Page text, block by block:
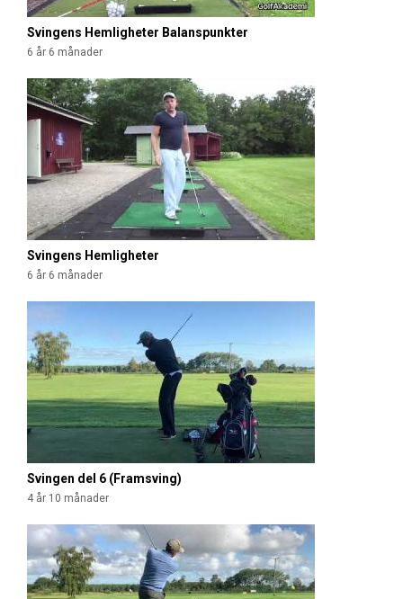
Svingens Hemligheter Balanspunkter
6 år 6 månader
Svingens Hemligheter
6 år 6 månader
Svingen del 6 (Framsving)
4 år 10 månader